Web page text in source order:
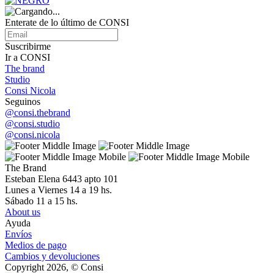
Enterate de lo último de CONSI
Suscribirme
Ir a CONSI
The brand
Studio
Consi Nicola
Seguinos
@consi.thebrand
@consi.studio
@consi.nicola
The Brand
Esteban Elena 6443 apto 101
Lunes a Viernes 14 a 19 hs.
Sábado 11 a 15 hs.
About us
Ayuda
Envíos
Medios de pago
Cambios y devoluciones
Copyright 2026, © Consi